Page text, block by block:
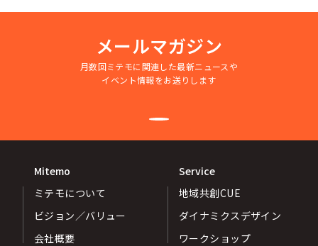
メールマガジン
月数回ミテモに関連した最新ニュースや
イベント情報をお送りします
Mitemo
ミテモについて
ビジョン／バリュー
会社概要
Service
地域共創CUE
ダイナミクスデザイン
ワークショップ